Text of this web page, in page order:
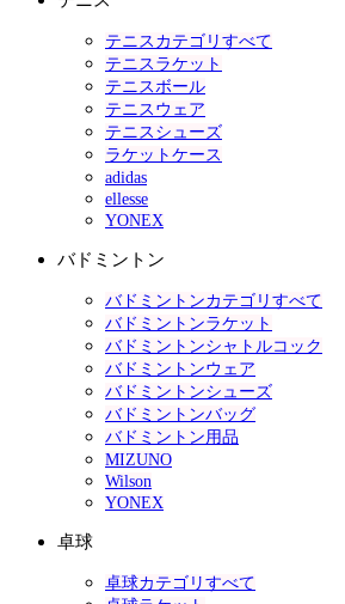
テニスカテゴリすべて
テニスラケット
テニスボール
テニスウェア
テニスシューズ
ラケットケース
adidas
ellesse
YONEX
バドミントン
バドミントンカテゴリすべて
バドミントンラケット
バドミントンシャトルコック
バドミントンウェア
バドミントンシューズ
バドミントンバッグ
バドミントン用品
MIZUNO
Wilson
YONEX
卓球
卓球カテゴリすべて